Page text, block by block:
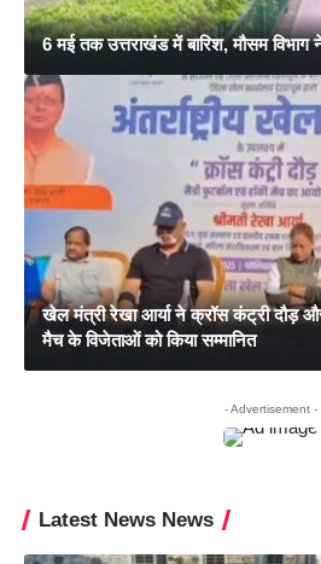
6 मई तक उत्तराखंड में बारिश, मौसम विभाग ने
खेल मंत्री रेखा आर्या ने क्रॉस कंट्री दौड़
मैच के विजेताओं को किया सम्मानित
- Advertisement -
Latest News News